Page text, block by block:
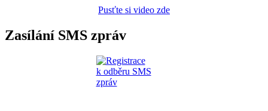
Pusťte si video zde
Zasílání SMS zpráv